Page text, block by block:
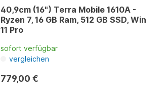
40,9cm (16") Terra Mobile 1610A -
Ryzen 7, 16 GB Ram, 512 GB SSD, Win
11 Pro
sofort verfügbar
vergleichen
779,00 €